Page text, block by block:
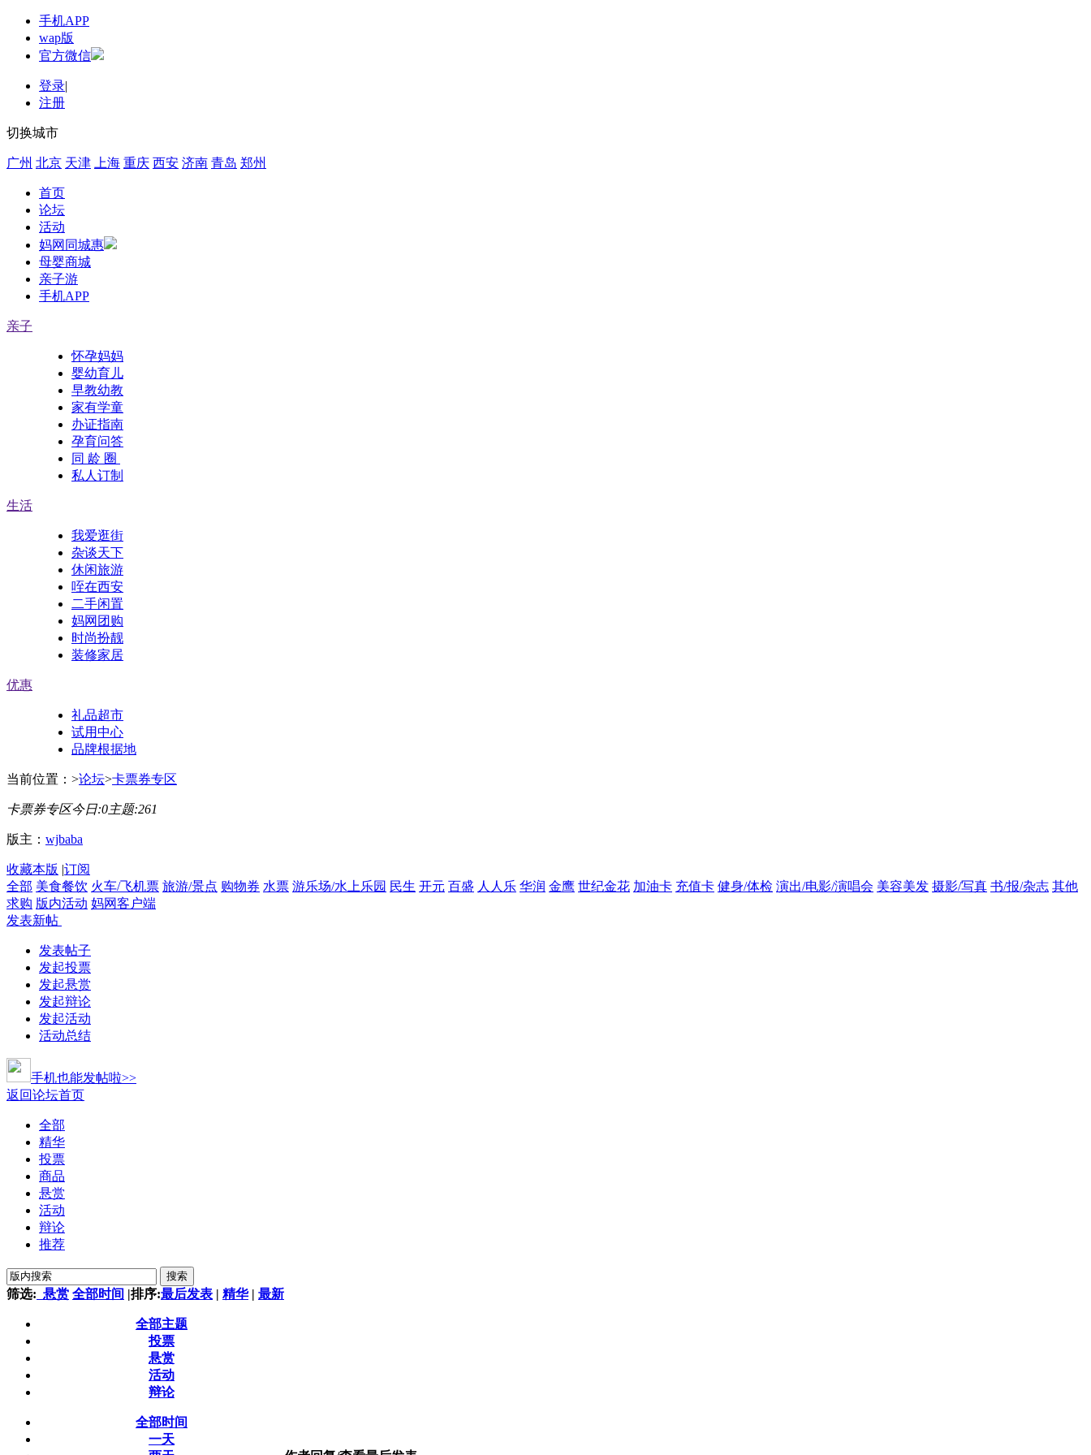
手机APP
wap版
官方微信
登录|
注册
切换城市
广州 北京 天津 上海 重庆 西安 济南 青岛 郑州
首页
论坛
活动
妈网同城惠
母婴商城
亲子游
手机APP
亲子
怀孕妈妈
婴幼育儿
早教幼教
家有学童
办证指南
孕育问答
同 龄 圈
私人订制
生活
我爱逛街
杂谈天下
休闲旅游
咥在西安
二手闲置
妈网团购
时尚扮靓
装修家居
优惠
礼品超市
试用中心
品牌根据地
当前位置： >论坛>卡票券专区
卡票券专区今日:0主题:261
版主： wjbaba
收藏本版 |订阅
全部 美食餐饮 火车/飞机票 旅游/景点 购物券 水票 游乐场/水上乐园 民生 开元 百盛 人人乐 华润 金鹰 世纪金花 加油卡 充值卡 健身/体检 演出/电影/演唱会 美容美发 摄影/写真 书/报/杂志 其他
求购 版内活动 妈网客户端
发表新帖
发表帖子
发起投票
发起悬赏
发起辩论
发起活动
活动总结
手机也能发帖啦>>
返回论坛首页
全部
精华
投票
商品
悬赏
活动
辩论
推荐
搜索
筛选: 悬赏 全部时间 |排序:最后发表 | 精华 | 最新
全部主题
投票
悬赏
活动
辩论
全部时间
一天